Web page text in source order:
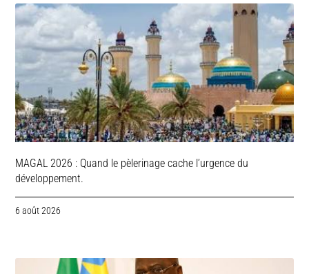
MAGAL 2026 : Quand le pèlerinage cache l’urgence du
développement.
6 août 2026